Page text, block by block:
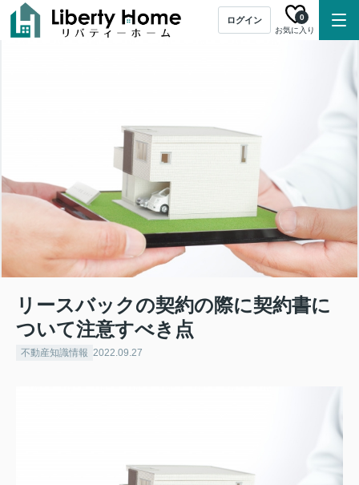
ログイン
お気に入り
0
リースバックの契約の際に契約書に
ついて注意すべき点
不動産知識情報 2022.09.27